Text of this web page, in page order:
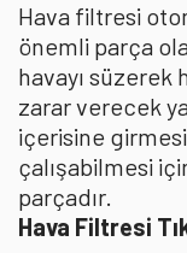
Hava filtresi
önemli parça
havayı süzerek
zarar verecek
içerisine
çalışabilmesi
parçadır.
Hava Filtresi